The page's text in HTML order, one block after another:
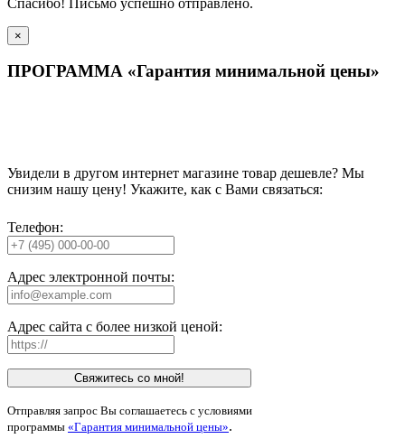
×
ПРОГРАММА «Гарантия минимальной цены»
Увидели в другом интернет магазине товар дешевле? Мы
снизим нашу цену! Укажите, как с Вами связаться:
Телефон:
Адрес электронной почты:
Адрес сайта с более низкой ценой:
Свяжитесь со мной!
Отправляя запрос Вы соглашаетесь с условиями
программы «Гарантия минимальной цены».